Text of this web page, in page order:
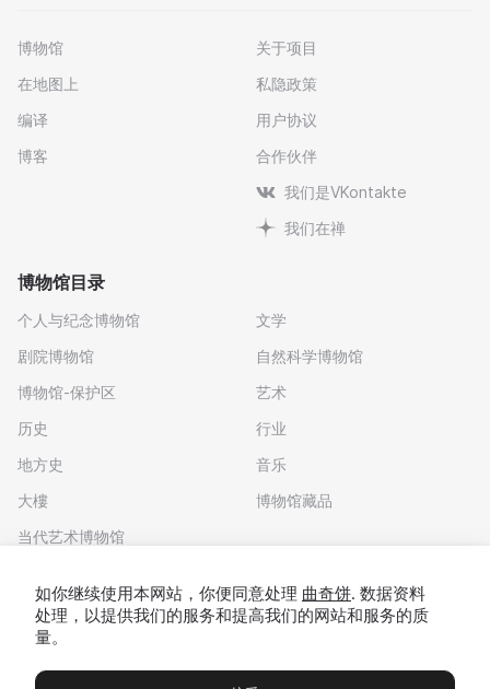
博物馆
在地图上
编译
博客
关于项目
私隐政策
用户协议
合作伙伴
我们是VKontakte
我们在禅
博物馆目录
个人与纪念博物馆
剧院博物馆
博物馆-保护区
历史
地方史
大樓
当代艺术博物馆
文学
自然科学博物馆
艺术
行业
音乐
博物馆藏品
如你继续使用本网站，你便同意处理 曲奇饼. 数据资料
处理，以提供我们的服务和提高我们的网站和服务的质
量。